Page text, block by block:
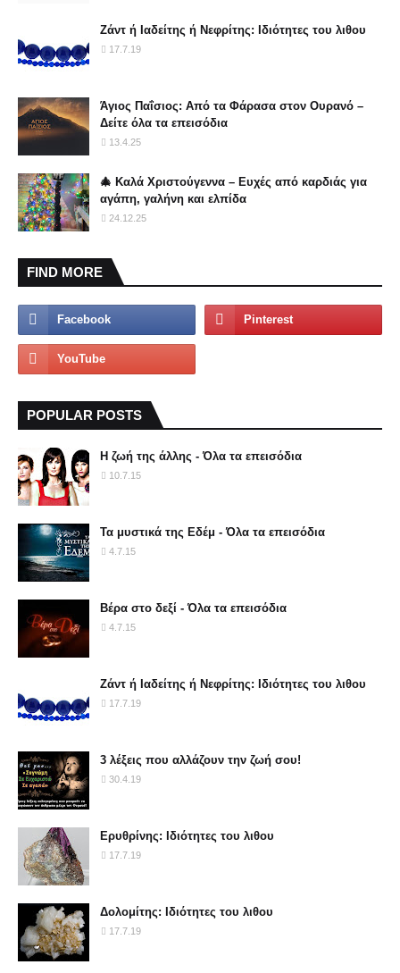
Ζάντ ή Ιαδείτης ή Νεφρίτης: Ιδιότητες του λιθου
17.7.19
Άγιος Παΐσιος: Από τα Φάρασα στον Ουρανό –
Δείτε όλα τα επεισόδια
13.4.25
🎄 Καλά Χριστούγεννα – Ευχές από καρδιάς για
αγάπη, γαλήνη και ελπίδα
24.12.25
FIND MORE
POPULAR POSTS
Η ζωή της άλλης - Όλα τα επεισόδια
10.7.15
Τα μυστικά της Εδέμ - Όλα τα επεισόδια
4.7.15
Βέρα στο δεξί - Όλα τα επεισόδια
4.7.15
Ζάντ ή Ιαδείτης ή Νεφρίτης: Ιδιότητες του λιθου
17.7.19
3 λέξεις που αλλάζουν την ζωή σου!
30.4.19
Ερυθρίνης: Ιδιότητες του λιθου
17.7.19
Δολομίτης: Ιδιότητες του λιθου
17.7.19